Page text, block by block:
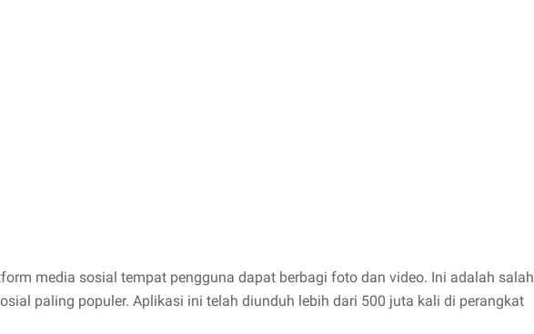
media sosial tempat pengguna dapat berbagi foto dan video. Ini adalah salah
paling populer. Aplikasi ini telah diunduh lebih dari 500 juta kali di perangkat